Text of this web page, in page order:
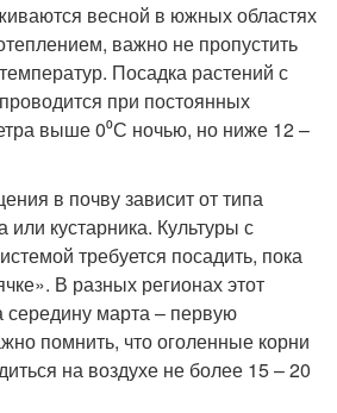
весной в южных областях
важно не пропустить
Посадка растений с
при постоянных
выше 0⁰С ночью, но ниже 12 –
в почву зависит от типа
или кустарника. Культуры с
требуется посадить, пока
В разных регионах этот
середину марта – первую
помнить, что оголенные корни
на воздухе не более 15 – 20